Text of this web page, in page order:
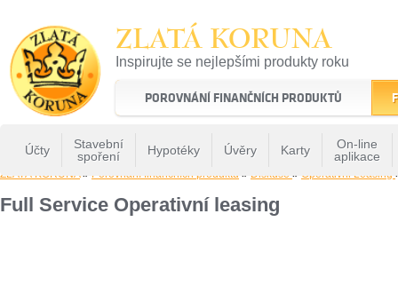
ZLATÁ KORUNA
Inspirujte se nejlepšími produkty roku
22 let tradice a kvality na finančním trhu
POROVNÁNÍ FINANČNÍCH PRODUKTŮ
Účty
Stavební
spoření
Hypotéky Úvěry Karty
On-line
aplikace
ZLATÁ KORUNA» Porovnání finančních produktů » Diskuse » Operativni Leasing
Full Service Operativní leasing